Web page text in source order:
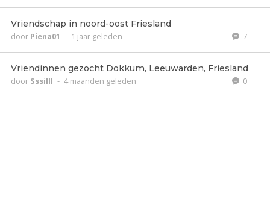
Vriendschap in noord-oost Friesland
door Piena01 - 1 jaar geleden 7
Vriendinnen gezocht Dokkum, Leeuwarden, Friesland
door Sssilll - 4 maanden geleden 0